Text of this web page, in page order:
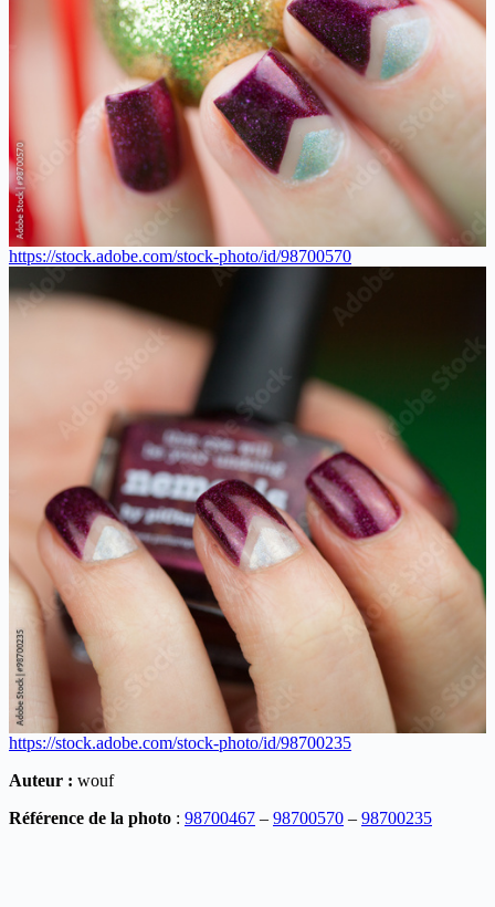
https://stock.adobe.com/stock-photo/id/98700570
https://stock.adobe.com/stock-photo/id/98700235
Auteur : wouf
Référence de la photo : 98700467 – 98700570 – 98700235